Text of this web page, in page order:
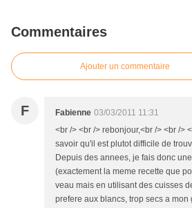
Commentaires
Ajouter un commentaire
F Fabienne 03/03/2011 11:31
<br /> <br /> rebonjour,<br /> <br />
savoir qu'il est plutot difficile de
Depuis des annees, je fais donc
(exactement la meme recette que
veau mais en utilisant des cuisses
prefere aux blancs, trop secs a mon